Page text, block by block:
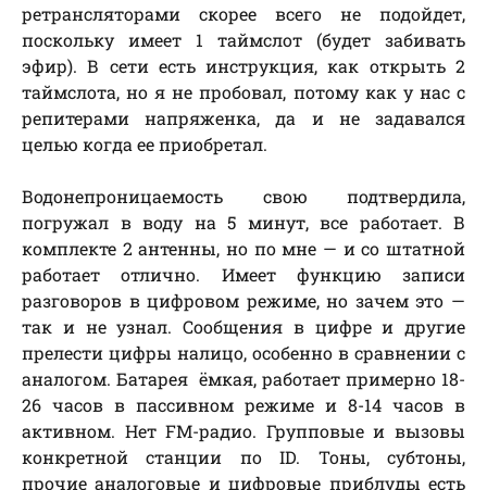
ретрансляторами скорее всего не подойдет,
поскольку имеет 1 таймслот (будет забивать
эфир). В сети есть инструкция, как открыть 2
таймслота, но я не пробовал, потому как у нас с
репитерами напряженка, да и не задавался
целью когда ее приобретал.
Водонепроницаемость свою подтвердила,
погружал в воду на 5 минут, все работает. В
комплекте 2 антенны, но по мне — и со штатной
работает отлично. Имеет функцию записи
разговоров в цифровом режиме, но зачем это —
так и не узнал. Сообщения в цифре и другие
прелести цифры налицо, особенно в сравнении с
аналогом. Батарея ёмкая, работает примерно 18-
26 часов в пассивном режиме и 8-14 часов в
активном. Нет FM-радио. Групповые и вызовы
конкретной станции по ID. Тоны, субтоны,
прочие аналоговые и цифровые приблуды есть